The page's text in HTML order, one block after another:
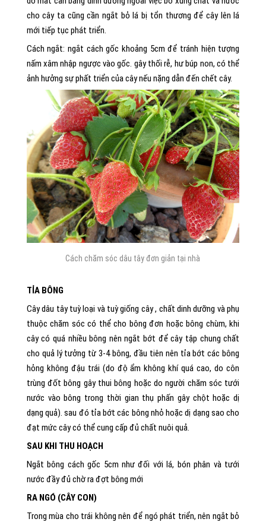
cho cây ta cũng cần ngắt bỏ lá bị tổn thương để cây lên lá
mới tiếp tục phát triển.
Cách ngắt: ngắt cách gốc khoảng 5cm để tránh hiện tượng
nấm xâm nhập ngược vào gốc. gây thối rễ, hư búp non, có thể
ảnh hưởng sự phất triển của cây nếu nặng dẫn đến chết cây.
Cách chăm sóc dâu tây đơn giản tại nhà
TỈA BÔNG
Cây dâu tây tuỳ loại và tuỳ giống cây , chất dinh dưỡng và phụ
thuộc chăm sóc có thể cho bông đơn hoặc bông chùm, khi
cây có quá nhiều bông nên ngắt bớt để cây tập chung chất
cho quả lý tưởng từ 3-4 bông, đầu tiên nên tỉa bớt các bông
hỏng không đậu trái (do độ ẩm không khí quá cao, do côn
trùng đốt bông gây thui bông hoặc do người chăm sóc tưới
nước vào bông trong thời gian thụ phấn gây chột hoặc dị
dạng quả). sau đó tỉa bớt các bông nhỏ hoặc dị dạng sao cho
đạt mức cây có thể cung cấp đủ chất nuôi quả.
SAU KHI THU HOẠCH
Ngắt bông cách gốc 5cm như đối với lá, bón phân và tưới
nước đầy đủ chờ ra đợt bông mới
RA NGÓ (CÂY CON)
Trong mùa cho trái không nên để ngó phát triển, nên ngắt bỏ